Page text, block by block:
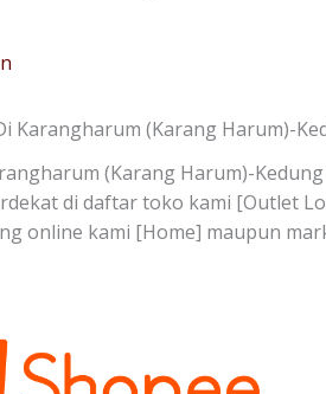
Karangharum (Karang Harum)-
(Karang Harum)-
di daftar toko kami [Outlet
online kami [Home] maupun